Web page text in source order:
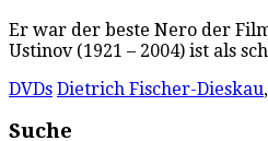
Er war der beste Nero der
Ustinov (1921 – 2004) ist als
DVDs Dietrich Fischer-Dieskau,
Suche